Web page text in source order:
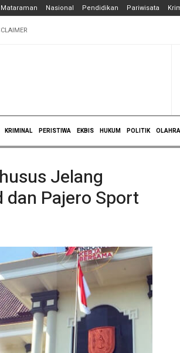
Mataraman Nasional Pendidikan Pariwisata
KRIMINAL PERISTIWA EKBIS HUKUM POLITIK
Jelang
dan Pajero Sport